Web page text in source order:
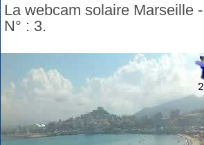
La webcam solaire Marseille
N° : 3.